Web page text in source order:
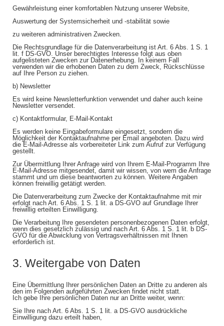
Gewährleistung einer komfortablen Nutzung unserer Website,
Auswertung der Systemsicherheit und -stabilität sowie
zu weiteren administrativen Zwecken.
Die Rechtsgrundlage für die Datenverarbeitung ist Art. 6 Abs. 1 S. 1
lit. f DS-GVO. Unser berechtigtes Interesse folgt aus oben
aufgelisteten Zwecken zur Datenerhebung. In keinem Fall
verwenden wir die erhobenen Daten zu dem Zweck, Rückschlüsse
auf Ihre Person zu ziehen.
b) Newsletter
Es wird keine Newsletterfunktion verwendet und daher auch keine
Newsletter versendet.
c) Kontaktformular, E-Mail-Kontakt
Es werden keine Eingabeformulare eingesetzt, sondern die
Möglichkeit der Kontaktaufnahme per Email angeboten. Dazu wird
die E-Mail-Adresse als vorbereiteter Link zum Aufruf zur Verfügung
gestellt.
Zur Übermittlung Ihrer Anfrage wird von Ihrem E-Mail-Programm Ihre
E-Mail-Adresse mitgesendet, damit wir wissen, von wem die Anfrage
stammt und um diese beantworten zu können. Weitere Angaben
können freiwillig getätigt werden.
Die Datenverarbeitung zum Zwecke der Kontaktaufnahme mit mir
erfolgt nach Art. 6 Abs. 1 S. 1 lit. a DS-GVO auf Grundlage Ihrer
freiwillig erteilten Einwilligung.
Die Verarbeitung Ihre gesendeten personenbezogenen Daten erfolgt,
wenn dies gesetzlich zulässig und nach Art. 6 Abs. 1 S. 1 lit. b DS-
GVO für die Abwicklung von Vertragsverhältnissen mit Ihnen
erforderlich ist.
3. Weitergabe von Daten
Eine Übermittlung Ihrer persönlichen Daten an Dritte zu anderen als
den im Folgenden aufgeführten Zwecken findet nicht statt.
Ich gebe Ihre persönlichen Daten nur an Dritte weiter, wenn:
Sie Ihre nach Art. 6 Abs. 1 S. 1 lit. a DS-GVO ausdrückliche
Einwilligung dazu erteilt haben,